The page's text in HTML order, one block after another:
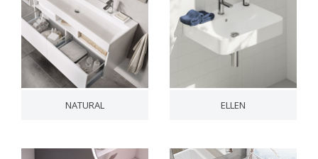
NATURAL ELLEN